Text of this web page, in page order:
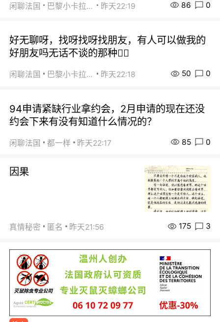
闲聊法国 巴黎小卡拉咪 昨天22:19 86 0
好无聊呀，找呀找呀找朋友，有人可以做我的
好朋友吗无话不谈的那种😮‍💨
闲聊法国 巴黎小卡拉咪 昨天22:18 50 0
94申请紧缺行业拿约会，2月申请的现在还没
约会下来有没有知道什么情况的？
闲聊法国 都一样 昨天22:17 85 0
因果
真情秘密 匿名 昨天21:56 175 3